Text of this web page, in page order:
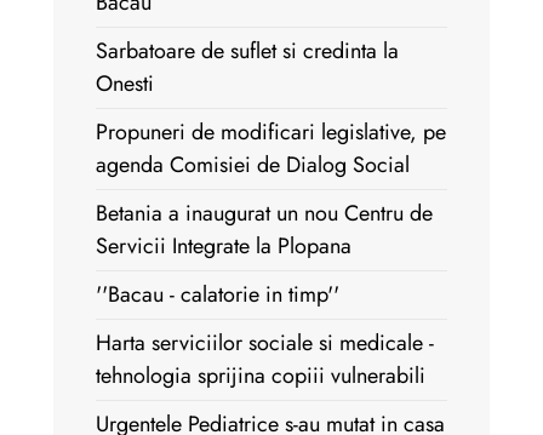
Sarbatoare de suflet si credinta la
Onesti
Propuneri de modificari legislative, pe
agenda Comisiei de Dialog Social
Betania a inaugurat un nou Centru de
Servicii Integrate la Plopana
''Bacau - calatorie in timp''
Harta serviciilor sociale si medicale -
tehnologia sprijina copiii vulnerabili
Urgentele Pediatrice s-au mutat in casa